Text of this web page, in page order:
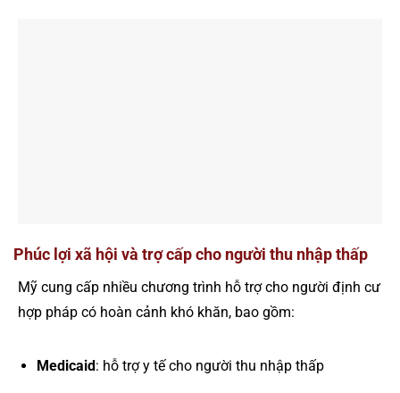
Phúc lợi xã hội và trợ cấp cho người thu nhập thấp
Mỹ cung cấp nhiều chương trình hỗ trợ cho người định cư
hợp pháp có hoàn cảnh khó khăn, bao gồm:
Medicaid : hỗ trợ y tế cho người thu nhập thấp